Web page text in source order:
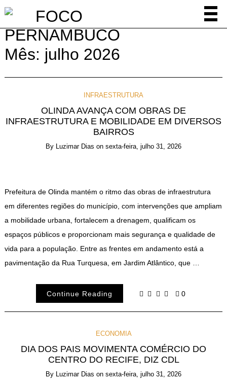
Mês: julho 2026
INFRAESTRUTURA
OLINDA AVANÇA COM OBRAS DE
INFRAESTRUTURA E MOBILIDADE EM DIVERSOS
BAIRROS
By Luzimar Dias on sexta-feira, julho 31, 2026
Prefeitura de Olinda mantém o ritmo das obras de infraestrutura
em diferentes regiões do município, com intervenções que ampliam
a mobilidade urbana, fortalecem a drenagem, qualificam os
espaços públicos e proporcionam mais segurança e qualidade de
vida para a população. Entre as frentes em andamento está a
pavimentação da Rua Turquesa, em Jardim Atlântico, que …
Continue Reading 0
ECONOMIA
DIA DOS PAIS MOVIMENTA COMÉRCIO DO
CENTRO DO RECIFE, DIZ CDL
By Luzimar Dias on sexta-feira, julho 31, 2026